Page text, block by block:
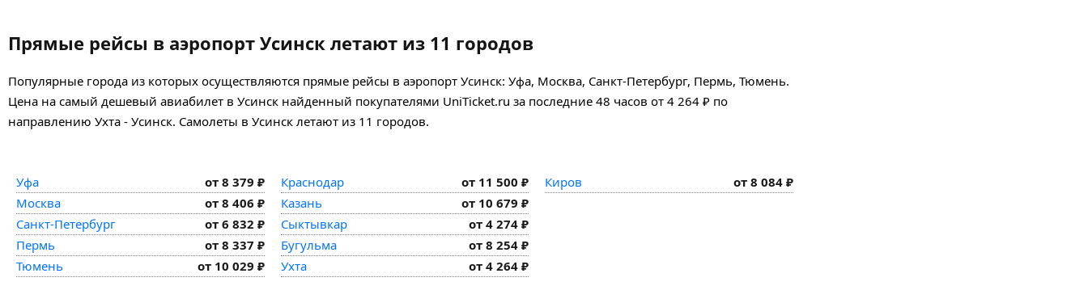
Прямые рейсы в аэропорт Усинск летают из 11 городов
Популярные города из которых осуществляются прямые рейсы в аэропорт Усинск: Уфа, Москва, Санкт-Петербург, Пермь, Тюмень.
Цена на самый дешевый авиабилет в Усинск найденный покупателями UniTicket.ru за последние 48 часов от 4 264 ₽ по
направлению Ухта - Усинск. Самолеты в Усинск летают из 11 городов.
Уфа
от 8 379 ₽
Москва
от 8 406 ₽
Санкт-Петербург
от 6 832 ₽
Пермь
от 8 337 ₽
Тюмень
от 10 029 ₽
Краснодар
от 11 500 ₽
Казань
от 10 679 ₽
Сыктывкар
от 4 274 ₽
Бугульма
от 8 254 ₽
Ухта
от 4 264 ₽
Киров от 8 084 ₽